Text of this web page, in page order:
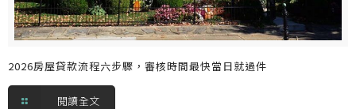
2026房屋貸款流程六步驟，審核時間最快當日就過件
閱讀全文